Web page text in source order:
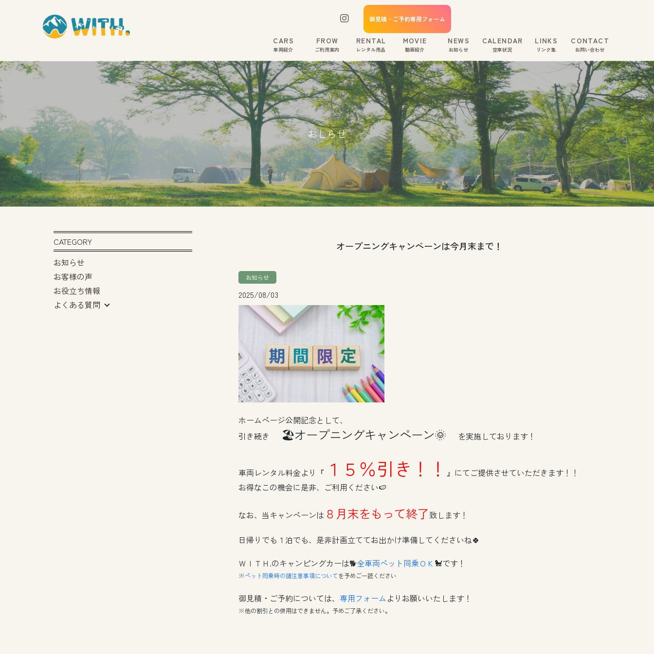
御見積・ご予約専用フォーム
CARS
車両紹介
FROW
ご利用案内
RENTAL
レンタル用品
MOVIE
動画紹介
NEWS
お知らせ
CALENDAR
空車状況
LINKS
リンク集
CONTACT
お問い合わせ
おしらせ
CATEGORY
お知らせ
お客様の声
お役立ち情報
よくある質問
オープニングキャンペーンは今月末まで！
お知らせ
2025/08/03
ホームページ公開記念として、
引き続き
🏖オープニングキャンペーン🌞 を実施しております！
車両レンタル料金より『 １５％引き！！
』にてご提供させていただきます！！
お得なこの機会に是非、ご利用ください🍉
なお、当キャンペーンは ８月末をもって終了致します！
日帰りでも１泊でも、是非計画立ててお出かけ準備してくださいね🍀
ＷＩＴＨ.のキャンピングカーは🐕全車両ペット同乗ＯＫ 🐩です！
※ペット同乗時の諸注意事項についてを予めご一読ください
御見積・ご予約については、 専用フォーム よりお願いいたします！
※他の割引との併用はできません。予めご了承ください。